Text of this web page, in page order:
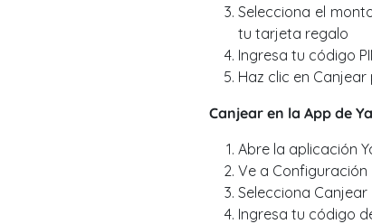
Selecciona el
tu tarjeta regalo
Ingresa tu código
Haz clic en
Canjear en la App de
Abre la aplicación
Ve a Configuración
Selecciona Canjear
Ingresa tu código